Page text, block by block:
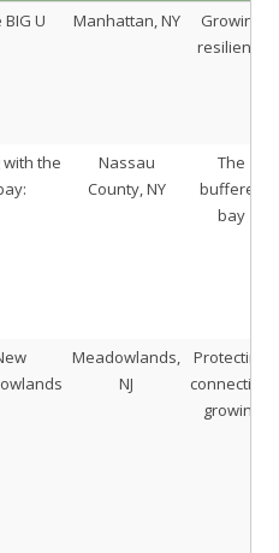
BIG U Manhattan, NY
Growing
resiliency
with the
Nassau
County, NY
The
buffered
bay
Meadowlands,
NJ
Protecting,
connecting,
growing